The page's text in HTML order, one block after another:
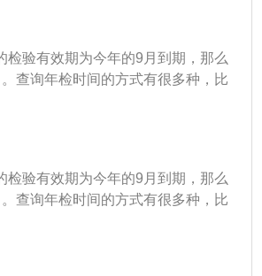
不合格车辆，应限期修复，逾期仍
续行驶；无故不参加年检或年检不
；符合报废条件或使用超过规定年
，予以报废。
验有效期为今年的9月到期，那么
查询年检时间的方式有很多种，比
上面有机动车的注册日期。其中注
不合格车辆，应限期修复，逾期仍
续行驶；无故不参加年检或年检不
；符合报废条件或使用超过规定年
，予以报废。
验有效期为今年的9月到期，那么
查询年检时间的方式有很多种，比
上面有机动车的注册日期。其中注
不合格车辆，应限期修复，逾期仍